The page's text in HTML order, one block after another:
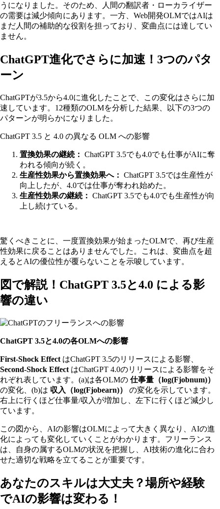
うになりました。そのため、人間の翻訳者・ローカライザー
の需要は減少傾向にあります。一方、Web開発OLMではAIは
まだ人間の補助的な役割を担っており、変曲点には達してい
ません。
ChatGPT進化でさらに加速！3つのパタ
ーン
ChatGPTが3.5から4.0に進化したことで、この変化はさらに加
速しています。12種類のOLMを分析した結果、以下の3つの
パターンが明らかになりました。
ChatGPT 3.5 と 4.0 の異なる OLM への影響
置換効果の継続： ChatGPT 3.5でも4.0でも仕事がAIに奪
われる傾向が続く。
生産性効果から置換効果へ： ChatGPT 3.5では生産性が
向上したが、4.0では仕事が奪われ始めた。
生産性効果の継続： ChatGPT 3.5でも4.0でも生産性が向
上し続けている。
驚くべきことに、一度置換効果が始まったOLMで、再び生産
性効果に戻ることはありませんでした。これは、変曲点を超
えるとAIの優位性が覆らないことを示唆しています。
図で解説！ChatGPT 3.5と4.0 による影
響の違い
ChatGPT 3.5と4.0の各OLMへの影響
First-Shock Effect はChatGPT 3.5のリリースによる影響、
Second-Shock Effect はChatGPT 4.0のリリースによる影響をそ
れぞれ表しています。(a)は各OLMの 仕事量（log(Fjobnum)）
の変化、(b)は 収入（log(Fjobearn)）
の変化を示しています。
右上に行くほど仕事量/収入が増加し、左下に行くほど減少し
ています。
この図から、AIの影響はOLMによって大きく異なり、AIの進
化によっても変化していくことがわかります。フリーランス
は、自身の属するOLMの状況を把握し、AI技術の進化に合わ
せた適切な戦略を立てることが重要です。
あなたのスキルは大丈夫？場所や経験
でAIの影響は変わる！